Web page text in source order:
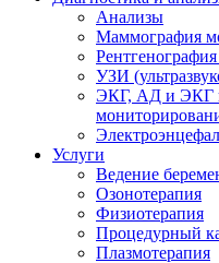
Анализы
Маммография
УЗИ
ЭКГ, АД и ЭКГ
Услуги
Ведение
Озонотерапия
Физиотерапия
Процедурный
Плазмотерапия